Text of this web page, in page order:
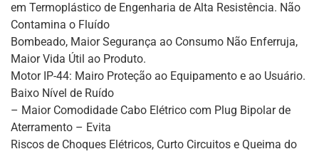
em Termoplástico de Engenharia de Alta Resistência. Não
Contamina o Fluído
Bombeado, Maior Segurança ao Consumo Não Enferruja,
Maior Vida Útil ao Produto.
Motor IP-44: Mairo Proteção ao Equipamento e ao Usuário.
Baixo Nível de Ruído
– Maior Comodidade Cabo Elétrico com Plug Bipolar de
Aterramento – Evita
Riscos de Choques Elétricos, Curto Circuitos e Queima do